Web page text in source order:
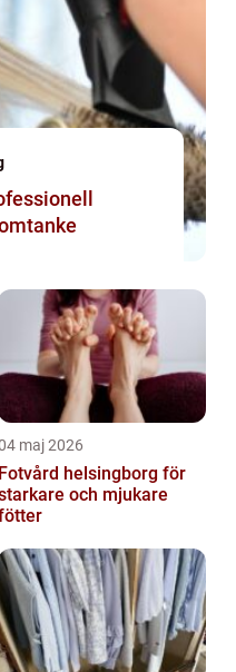
maj 2026
Fotvård helsingborg för
och mjukare